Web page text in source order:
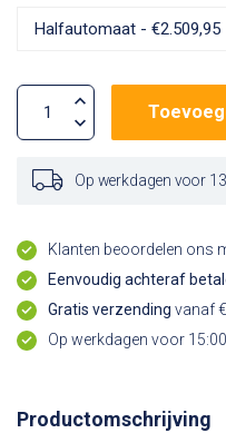
Op werkdagen voor
Klanten beoordelen ons
Eenvoudig achteraf
Gratis verzending vanaf
Op werkdagen voor
Productomschrijving